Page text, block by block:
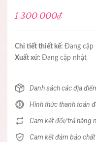
1.300.000₫
Chi tiết thiết kế: Đang cập
Xuất xứ: Đang cập nhật
Danh sách các địa
Hình thức thanh toán
Cam kết đổi/trả hàng
Cam kết đảm bảo